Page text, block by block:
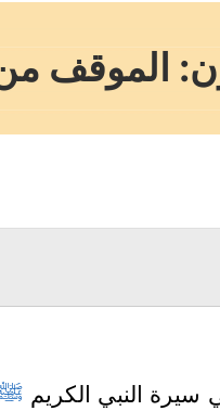
الموقف
النبي الكريم